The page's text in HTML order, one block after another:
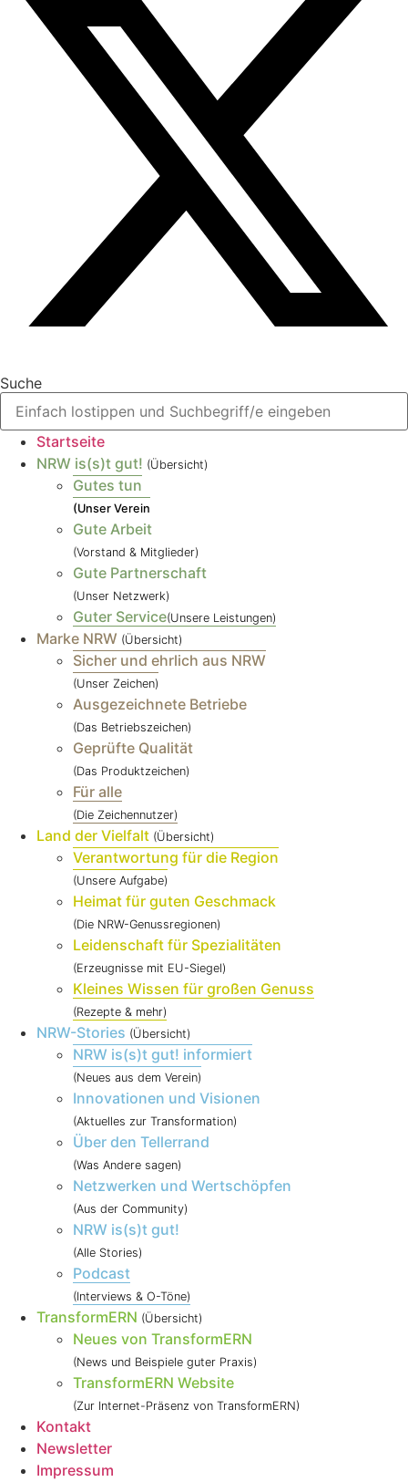
Suche
Startseite
NRW is(s)t gut! (Übersicht)
Gutes tun
(Unser Verein
Gute Arbeit
(Vorstand & Mitglieder)
Gute Partnerschaft
(Unser Netzwerk)
Guter Service(Unsere Leistungen)
Marke NRW (Übersicht)
Sicher und ehrlich aus NRW
(Unser Zeichen)
Ausgezeichnete Betriebe
(Das Betriebszeichen)
Geprüfte Qualität
(Das Produktzeichen)
Für alle
(Die Zeichennutzer)
Land der Vielfalt (Übersicht)
Verantwortung für die Region
(Unsere Aufgabe)
Heimat für guten Geschmack
(Die NRW-Genussregionen)
Leidenschaft für Spezialitäten
(Erzeugnisse mit EU-Siegel)
Kleines Wissen für großen Genuss
(Rezepte & mehr)
NRW-Stories (Übersicht)
NRW is(s)t gut! informiert
(Neues aus dem Verein)
Innovationen und Visionen
(Aktuelles zur Transformation)
Über den Tellerrand
(Was Andere sagen)
Netzwerken und Wertschöpfen
(Aus der Community)
NRW is(s)t gut!
(Alle Stories)
Podcast
(Interviews & O-Töne)
TransformERN (Übersicht)
Neues von TransformERN
(News und Beispiele guter Praxis)
TransformERN Website
(Zur Internet-Präsenz von TransformERN)
Kontakt
Newsletter
Impressum